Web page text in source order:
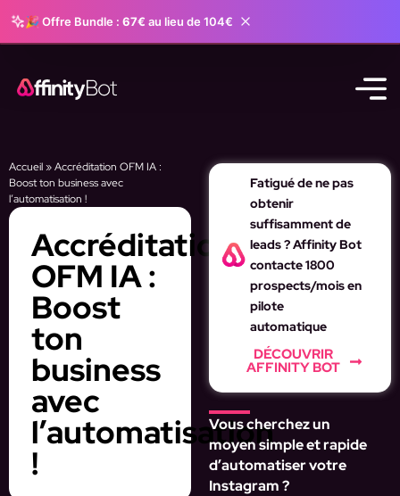
🎉 Offre Bundle : 67€ au lieu de 104€
Accueil»Accréditation OFM IA :
Boost ton business avec
l’automatisation !
Accréditation
OFM IA :
Boost
ton
business
avec
l’automatisation
!
Fatigué de ne pas
obtenir
suffisamment de
leads ? Affinity Bot
contacte 1800
prospects/mois en
pilote
automatique
DÉCOUVRIR
AFFINITY BOT
Vous cherchez un
moyen simple et rapide
d’automatiser votre
Instagram ?